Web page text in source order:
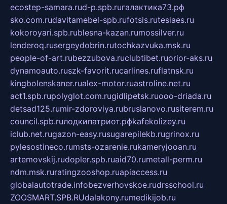
ecostep-samara.rud-p.spb.ruгалактика73.рф
sko.com.rudavitamebel-spb.rufotsis.rutesiaes.ru
kokoroyari.spb.rublesna-kazan.rumossilver.ru
lenderoq.rusergeydobrin.rutochkazvuka.msk.ru
people-of-art.rubezzubova.ruclubtibet.ruorior-aks.ru
dynamoauto.ruszk-favorit.rucarlines.ruflatnsk.ru
kingbolenskaner.rualex-motor.ruastroline.net.ru
act1.spb.rupolyglot.com.rugidlipetsk.ruooo-driada.ru
detsad125.rumir-zdoroviya.rubruslanovo.rusiterem.ru
council.spb.ruлодкипатриот.рфkafekolizey.ru
iclub.net.rugazon-easy.rusugarepilekb.rugrinox.ru
pylesostineco.rumsts-ozarenie.rukameryjooan.ru
artemovskij.rudopler.spb.ruaid70.rumetall-perm.ru
ndm.msk.ruratingzooshop.ruapiaccess.ru
globalautotrade.infobezverhovskoe.rudrsschool.ru
ZOOSMART.SPB.RUdalakony.rumedikijob.ru